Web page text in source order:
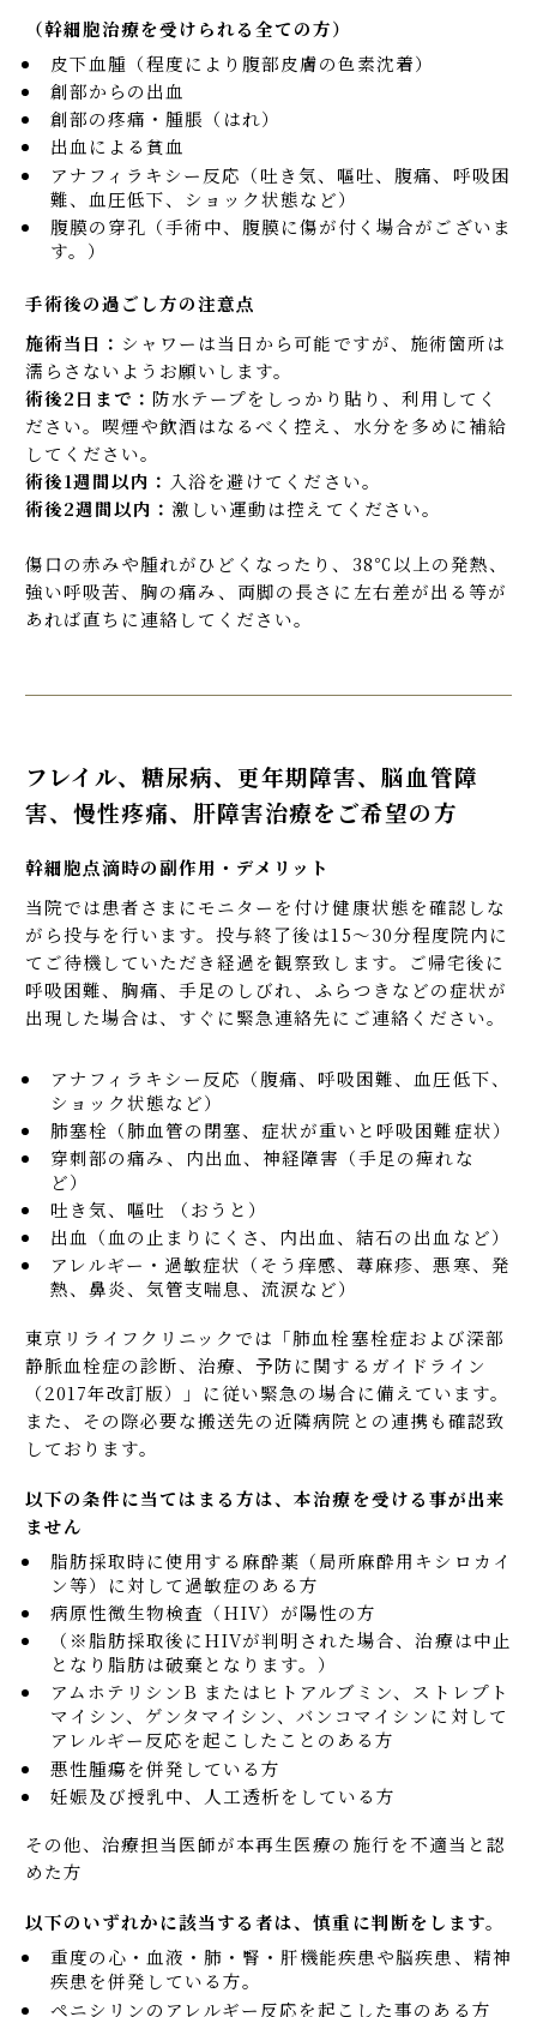
（幹細胞治療を受けられる全ての方）
皮下血腫（程度により腹部皮膚の色素沈着）
創部からの出血
創部の疼痛・腫脹（はれ）
出血による貧血
アナフィラキシー反応（吐き気、嘔吐、腹痛、呼吸困
難、血圧低下、ショック状態など）
腹膜の穿孔（手術中、腹膜に傷が付く場合がございま
す。）
手術後の過ごし方の注意点
施術当日： シャワーは当⽇から可能ですが、施術箇所は
濡らさないようお願いします。
術後2⽇まで：防⽔テープをしっかり貼り、利⽤してく
ださい。喫煙や飲酒はなるべく控え、⽔分を多めに補給
してください。
術後1週間以内： ⼊浴を避けてください。
術後2週間以内：激しい運動は控えてください。
傷⼝の⾚みや腫れがひどくなったり、38℃以上の発熱、
強い呼吸苦、胸の痛み、両脚の⻑さに左右差が出る等が
あれば直ちに連絡してください。
フレイル、糖尿病、更年期障害、脳血管障
害、慢性疼痛、肝障害治療をご希望の方
幹細胞点滴時の副作用・デメリット
当院では患者さまにモニターを付け健康状態を確認しな
がら投与を行います。投与終了後は15～30分程度院内に
てご待機していただき経過を観察致します。ご帰宅後に
呼吸困難、胸痛、手足のしびれ、ふらつきなどの症状が
出現した場合は、すぐに緊急連絡先にご連絡ください。
アナフィラキシー反応（腹痛、呼吸困難、血圧低下、
ショック状態など）
肺塞栓（肺血管の閉塞、症状が重いと呼吸困難症状）
穿刺部の痛み、内出血、神経障害（手足の痺れな
ど）
吐き気、嘔吐 （おうと）
出血（血の止まりにくさ、内出血、結石の出血など）
アレルギー・過敏症状（そう痒感、蕁麻疹、悪寒、発
熱、鼻炎、気管支喘息、流涙など）
東京リライフクリニックでは「肺血栓塞栓症および深部
静脈血栓症の診断、治療、予防に関するガイドライン
（2017年改訂版）」に従い緊急の場合に備えています。
また、その際必要な搬送先の近隣病院との連携も確認致
しております。
以下の条件に当てはまる方は、本治療を受ける事が出来
ません
脂肪採取時に使用する麻酔薬（局所麻酔用キシロカイ
ン等）に対して過敏症のある方
病原性微生物検査（HIV）が陽性の方
（※脂肪採取後にHIVが判明された場合、治療は中止
となり脂肪は破棄となります。）
アムホテリシンB またはヒトアルブミン、ストレプト
マイシン、ゲンタマイシン、バンコマイシンに対して
アレルギー反応を起こしたことのある⽅
悪性腫瘍を併発している方
妊娠及び授乳中、人工透析をしている方
その他、治療担当医師が本再生医療の施行を不適当と認
めた方
以下のいずれかに該当する者は、慎重に判断をします。
重度の心・血液・肺・腎・肝機能疾患や脳疾患、精神
疾患を併発している方。
ペニシリンのアレルギー反応を起こした事のある方